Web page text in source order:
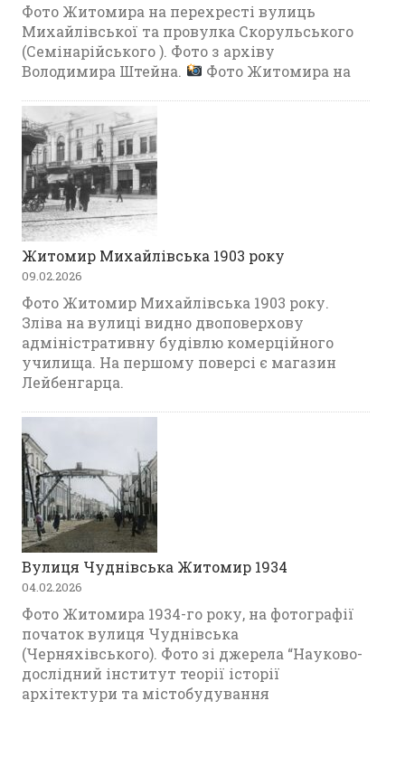
Фото Житомира на перехресті вулиць
Михайлівської та провулка Скорульського
(Семінарійського ). Фото з архіву
Володимира Штейна.
Фото Житомира на
Житомир Михайлівська 1903 року
09.02.2026
Фото Житомир Михайлівська 1903 року.
Зліва на вулиці видно двоповерхову
адміністративну будівлю комерційного
училища. На першому поверсі є магазин
Лейбенгарца.
Вулиця Чуднівська Житомир 1934
04.02.2026
Фото Житомира 1934-го року, на фотографії
початок вулиця Чуднівська
(Черняхівського). Фото зі джерела “Науково-
дослідний інститут теорії історії
архітектури та містобудування